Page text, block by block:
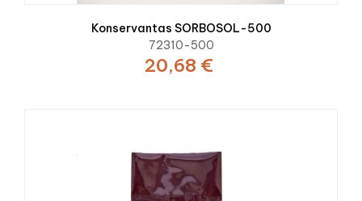
Konservantas SORBOSOL-500
72310-500
20,68 €